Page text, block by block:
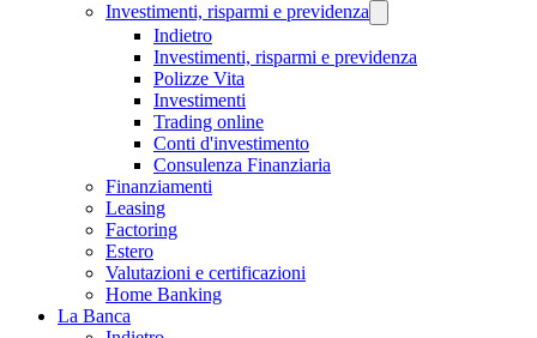
Investimenti, risparmi e previdenza
Indietro
Investimenti, risparmi e previdenza
Polizze Vita
Investimenti
Trading online
Conti d'investimento
Consulenza Finanziaria
Finanziamenti
Leasing
Factoring
Estero
Valutazioni e certificazioni
Home Banking
La Banca